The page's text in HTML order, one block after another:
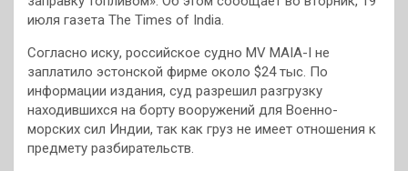
июля газета The Times of India.
Согласно иску, российское судно MV MAIA-I не
заплатило эстонской фирме около $24 тыс. По
информации издания, суд разрешил разгрузку
находившихся на борту вооружений для Военно-
морских сил Индии, так как груз не имеет отношения к
предмету разбирательств.